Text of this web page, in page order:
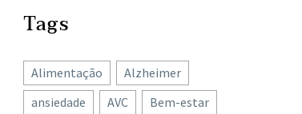
Tags
Alimentação
Alzheimer
ansiedade
AVC
Bem-estar